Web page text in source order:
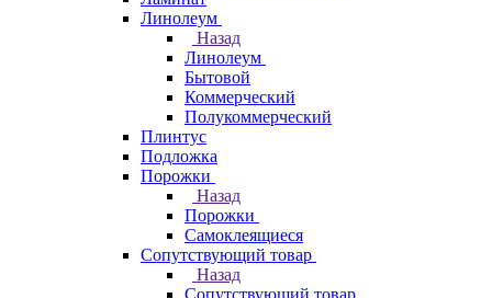
Линолеум
Назад
Линолеум
Бытовой
Коммерческий
Полукоммерческий
Плинтус
Подложка
Порожки
Назад
Порожки
Самоклеящиеся
Сопутствующий товар
Назад
Сопутствующий товар